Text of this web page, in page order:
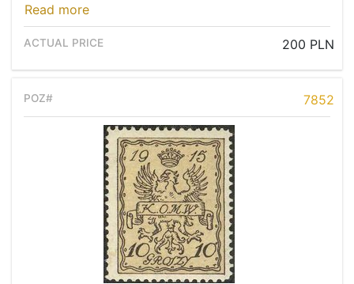
Read more
200 PLN
7852